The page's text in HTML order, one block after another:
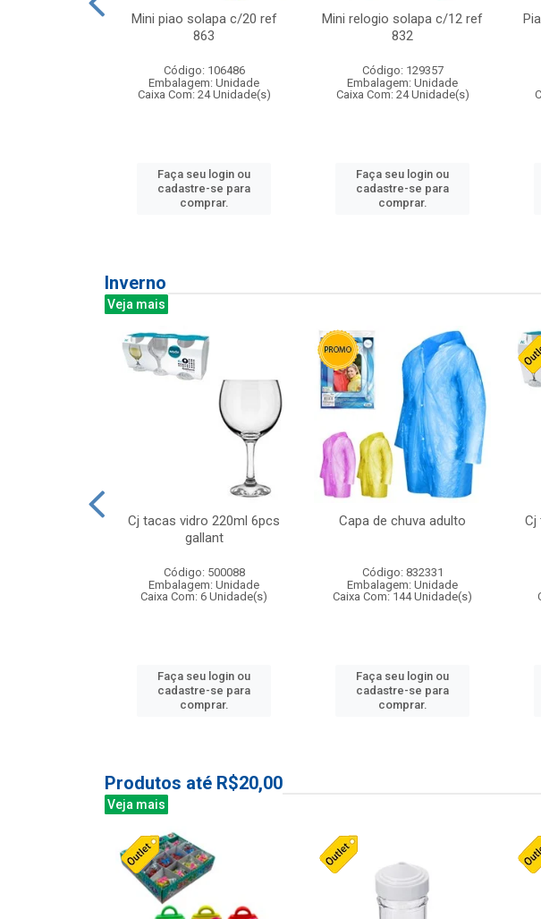
Mini piao solapa c/20 ref
863
Código: 106486
Embalagem: Unidade
Caixa Com: 24 Unidade(s)
Faça seu login ou
cadastre-se para
comprar.
Mini relogio solapa c/12 ref
832
Código: 129357
Embalagem: Unidade
Caixa Com: 24 Unidade(s)
Faça seu login ou
cadastre-se para
comprar.
Inverno
Veja mais
Cj tacas vidro 220ml 6pcs
gallant
Código: 500088
Embalagem: Unidade
Caixa Com: 6 Unidade(s)
Faça seu login ou
cadastre-se para
comprar.
Capa de chuva adulto
Código: 832331
Embalagem: Unidade
Caixa Com: 144 Unidade(s)
Faça seu login ou
cadastre-se para
comprar.
Cj
Produtos até R$20,00
Veja mais